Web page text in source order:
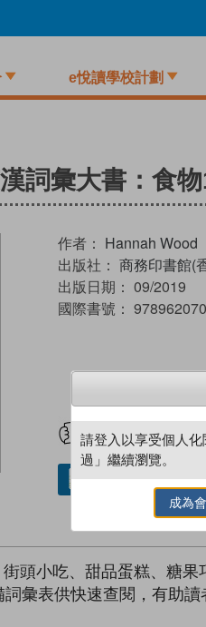
e悅讀學校計劃
詞彙大書：食
作者： Hannah Wood
出版社： 商務印書館(
出版日期： 09/2019
國際書號：
試閲
借閱實體書
頭小吃、甜品蛋糕、糖
彙表供快速查閱，有助讀
請登入以享受個人
過」繼續瀏覽。
成為